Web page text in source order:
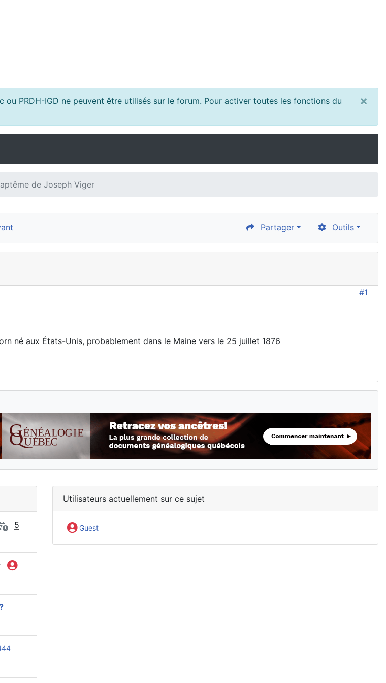
PRDH-IGD ne peuvent être utilisés sur le forum. Pour activer toutes les fonctions du
×
de Joseph Viger
Partager Outils
#1
né aux États-Unis, probablement dans le Maine vers le 25 juillet 1876
5
Utilisateurs actuellement sur ce sujet
Guest